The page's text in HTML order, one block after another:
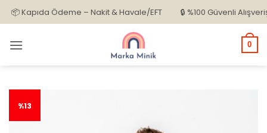
İçeriğe
atla
Kapıda Ödeme – Nakit & Havale/EFT 🔒 %100 Güvenli Alışveriş
0
%13